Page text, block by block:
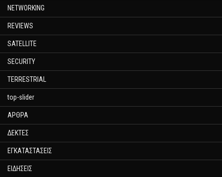
NETWORKING
REVIEWS
SATELLITE
SECURITY
TERRESTRIAL
top-slider
ΑΡΘΡΑ
ΔΕΚΤΕΣ
ΕΓΚΑΤΑΣΤΑΣΕΙΣ
ΕΙΔΗΣΕΙΣ